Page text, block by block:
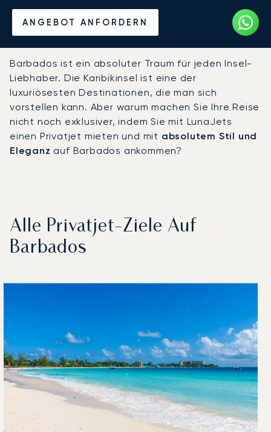
ANGEBOT ANFORDERN
Mieten Sie einen Privatjet
nach Barbados
Barbados ist ein absoluter Traum für jeden Insel-
Liebhaber. Die Karibikinsel ist eine der
luxuriösesten Destinationen, die man sich
vorstellen kann. Aber warum machen Sie Ihre Reise
nicht noch exklusiver, indem Sie mit LunaJets
einen Privatjet mieten und mit absolutem Stil und
Eleganz auf Barbados ankommen?
Alle Privatjet-Ziele Auf
Barbados